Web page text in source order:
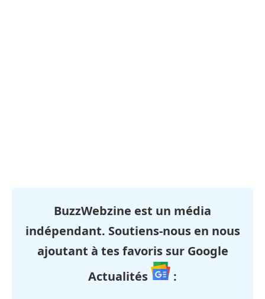
BuzzWebzine est un média
indépendant. Soutiens-nous en nous
ajoutant à tes favoris sur Google
Actualités
: